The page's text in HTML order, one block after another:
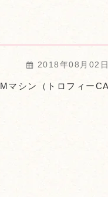
2018年08月02日
マシン（トロフィー